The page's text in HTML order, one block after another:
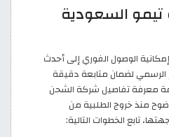
تيمو السعودية
الوصول الفوري إلى أحدث
الرسمي لضمان متابعة دقيقة
معرفة تفاصيل شركة الشحن
منذ خروج الطلبية من
تابع الخطوات التالية: